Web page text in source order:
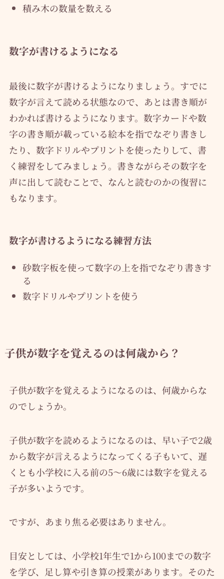
積み木の数量を数える
数字が書けるようになる
最後に数字が書けるようになりましょう。すでに
数字が言えて読める状態なので、あとは書き順が
わかれば書けるようになります。数字カードや数
字の書き順が載っている絵本を指でなぞり書きし
たり、数字ドリルやプリントを使ったりして、書
く練習をしてみましょう。書きながらその数字を
声に出して読むことで、なんと読むのかの復習に
もなります。
数字が書けるようになる練習方法
砂数字板を使って数字の上を指でなぞり書きす
る
数字ドリルやプリントを使う
子供が数字を覚えるのは何歳から？
子供が数字を覚えるようになるのは、何歳からな
のでしょうか。
子供が数字を読めるようになるのは、早い子で2歳
から数字が言えるようになってくる子もいて、遅
くとも小学校に入る前の5〜6歳には数字を覚える
子が多いようです。
ですが、あまり焦る必要はありません。
目安としては、小学校1年生で1から100までの数字
を学び、足し算や引き算の授業があります。そのた